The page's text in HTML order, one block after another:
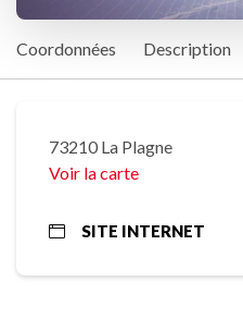
Coordonnées Description
73210 La Plagne
Voir la carte
SITE INTERNET